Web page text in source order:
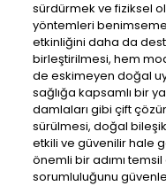
sürdürmek ve fiziksel
yöntemleri
etkinliğini daha da
birleştirilmesi, hem
de eskimeyen doğal
sağlığa kapsamlı bir
damlaları gibi çift
sürülmesi, doğal
etkili ve güvenilir hale
önemli bir adımı
sorumluluğunu